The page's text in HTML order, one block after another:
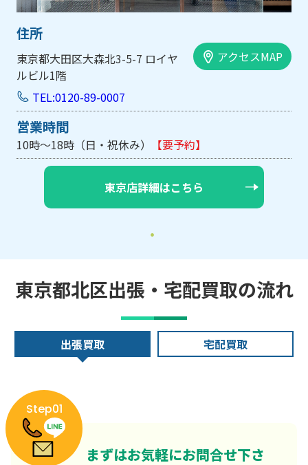
住所
東京都大田区大森北3-5-7 ロイヤ
ルビル1階
アクセスMAP
TEL:0120-89-0007
営業時間
10時～18時（日・祝休み） 【要予約】
東京店詳細はこちら
東京都北区出張・宅配買取の流れ
出張買取 宅配買取
Step01
まずはお気軽にお問合せ下さ